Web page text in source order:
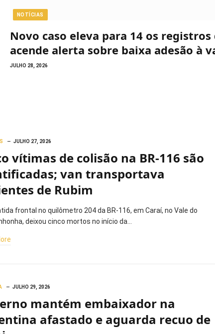
NOTÍCIAS
Novo caso eleva para 14 os registros
acende alerta sobre baixa adesão à
JULHO 28, 2026
JULHO 27, 2026
vítimas de colisão na BR-116 são
van transportava
de Rubim
frontal no quilômetro 204 da BR-116, em Caraí, no Vale do
deixou cinco mortos no início da…
JULHO 29, 2026
mantém embaixador na
afastado e aguarda recuo de